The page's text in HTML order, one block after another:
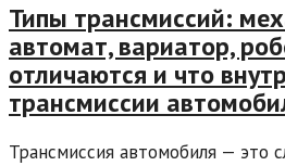
Типы трансмиссий:
автомат, вариатор,
отличаются и что
трансмиссии
Трансмиссия автомобиля — это